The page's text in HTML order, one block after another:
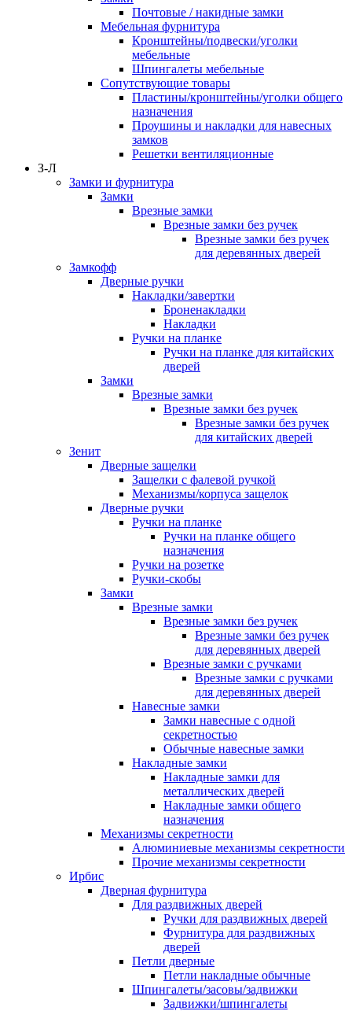
Почтовые / накидные замки
Мебельная фурнитура
Кронштейны/подвески/уголки
мебельные
Шпингалеты мебельные
Сопутствующие товары
Пластины/кронштейны/уголки общего
назначения
Проушины и накладки для навесных
замков
Решетки вентиляционные
З-Л
Замки и фурнитура
Замки
Врезные замки
Врезные замки без ручек
Врезные замки без ручек
для деревянных дверей
Замкофф
Дверные ручки
Накладки/завертки
Броненакладки
Накладки
Ручки на планке
Ручки на планке для китайских
дверей
Замки
Врезные замки
Врезные замки без ручек
Врезные замки без ручек
для китайских дверей
Зенит
Дверные защелки
Защелки с фалевой ручкой
Механизмы/корпуса защелок
Дверные ручки
Ручки на планке
Ручки на планке общего
назначения
Ручки на розетке
Ручки-скобы
Замки
Врезные замки
Врезные замки без ручек
Врезные замки без ручек
для деревянных дверей
Врезные замки с ручками
Врезные замки с ручками
для деревянных дверей
Навесные замки
Замки навесные с одной
секретностью
Обычные навесные замки
Накладные замки
Накладные замки для
металлических дверей
Накладные замки общего
назначения
Механизмы секретности
Алюминиевые механизмы секретности
Прочие механизмы секретности
Ирбис
Дверная фурнитура
Для раздвижных дверей
Ручки для раздвижных дверей
Фурнитура для раздвижных
дверей
Петли дверные
Петли накладные обычные
Шпингалеты/засовы/задвижки
Задвижки/шпингалеты